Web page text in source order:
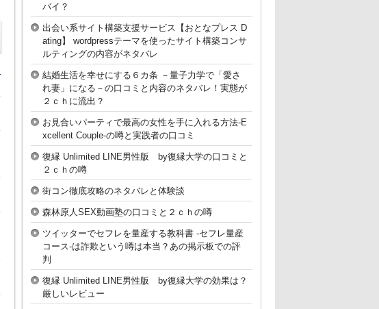
バイ？
出会い系サイト構築支援サービス【おとなプレス D
ating】 wordpressテーマを使ったサイト構築コンサ
ルティングの内容がネタバレ
結婚生活を幸せにする６カ条 －量子力学で「愛さ
れ妻」になる－の口コミと内容のネタバレ！実態が
２ｃｈに流出？
お見合いパーティで最高の女性を手に入れる方法-E
xcellent Couple-の噂と実践者の口コミ
復縁 Unlimited LINE男性版 by復縁大学の口コミと
２ｃｈの噂
街コン徹底攻略のネタバレと体験談
森林原人SEX動画塾の口コミと２ｃｈの噂
ツイッターでセフレを量産する教科書 -セフレ量産
コース-は詐欺という噂は本当？あの掲示板での評
判
復縁 Unlimited LINE男性版 by復縁大学の効果は？
厳しいレビュー